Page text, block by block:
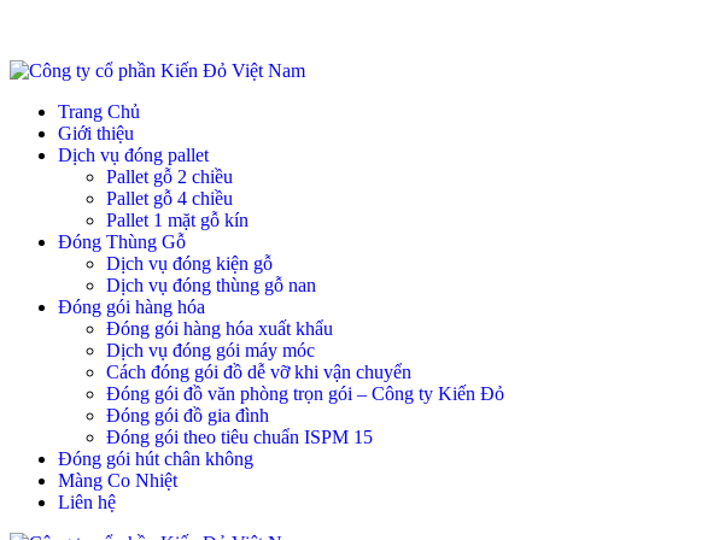
Trang Chủ
Giới thiệu
Dịch vụ đóng pallet
Pallet gỗ 2 chiều
Pallet gỗ 4 chiều
Pallet 1 mặt gỗ kín
Đóng Thùng Gỗ
Dịch vụ đóng kiện gỗ
Dịch vụ đóng thùng gỗ nan
Đóng gói hàng hóa
Đóng gói hàng hóa xuất khẩu
Dịch vụ đóng gói máy móc
Cách đóng gói đồ dễ vỡ khi vận chuyển
Đóng gói đồ văn phòng trọn gói – Công ty Kiến Đỏ
Đóng gói đồ gia đình
Đóng gói theo tiêu chuẩn ISPM 15
Đóng gói hút chân không
Màng Co Nhiệt
Liên hệ